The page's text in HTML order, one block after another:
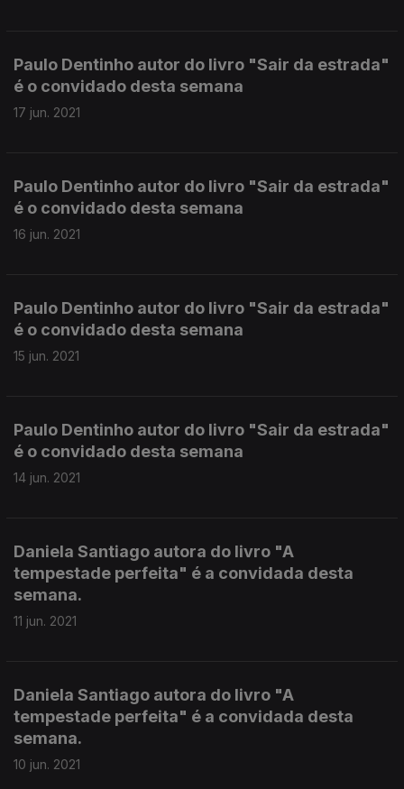
Paulo Dentinho autor do livro "Sair da estrada"
é o convidado desta semana
17 jun. 2021
Paulo Dentinho autor do livro "Sair da estrada"
é o convidado desta semana
16 jun. 2021
Paulo Dentinho autor do livro "Sair da estrada"
é o convidado desta semana
15 jun. 2021
Paulo Dentinho autor do livro "Sair da estrada"
é o convidado desta semana
14 jun. 2021
Daniela Santiago autora do livro "A
tempestade perfeita" é a convidada desta
semana.
11 jun. 2021
Daniela Santiago autora do livro "A
tempestade perfeita" é a convidada desta
semana.
10 jun. 2021